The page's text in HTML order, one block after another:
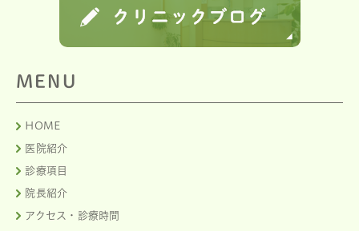
MENU
HOME
医院紹介
診療項目
院長紹介
アクセス・診療時間